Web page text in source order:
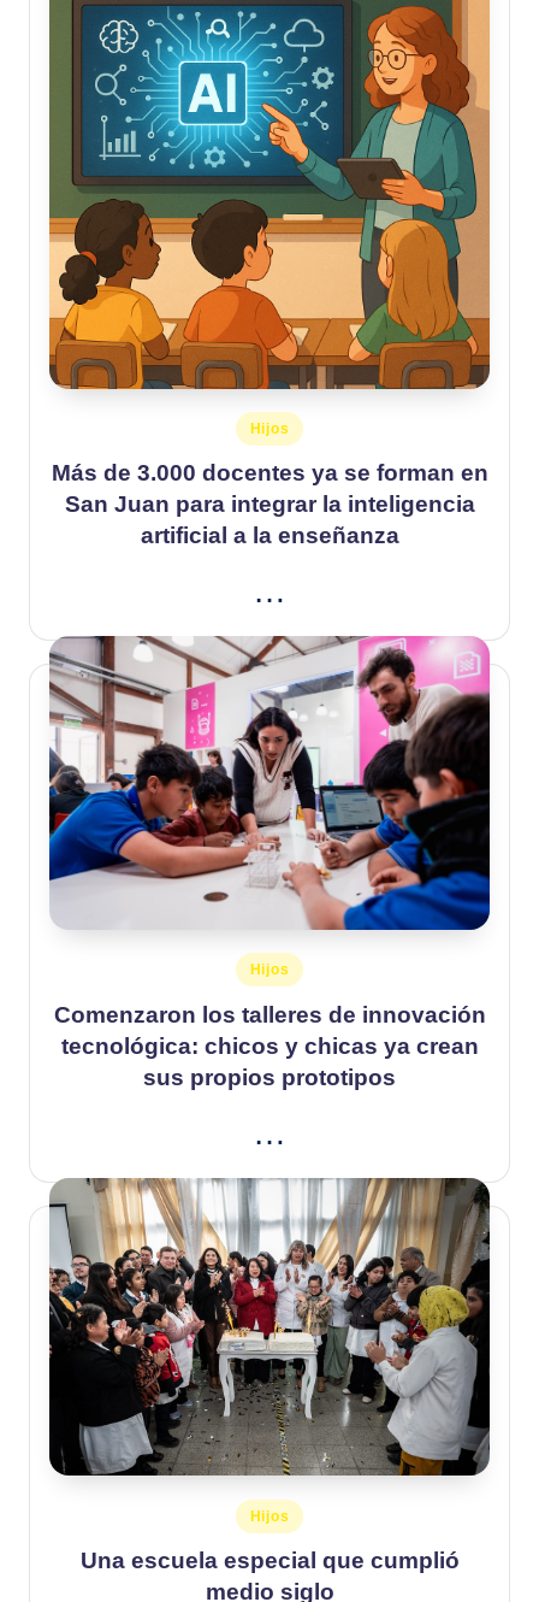
Publicado
en
Hijos
Más de 3.000 docentes ya se forman en
San Juan para integrar la inteligencia
artificial a la enseñanza
…
Publicado
en
Hijos
Comenzaron los talleres de innovación
tecnológica: chicos y chicas ya crean
sus propios prototipos
…
Publicado
en
Hijos
Una escuela especial que cumplió
medio siglo